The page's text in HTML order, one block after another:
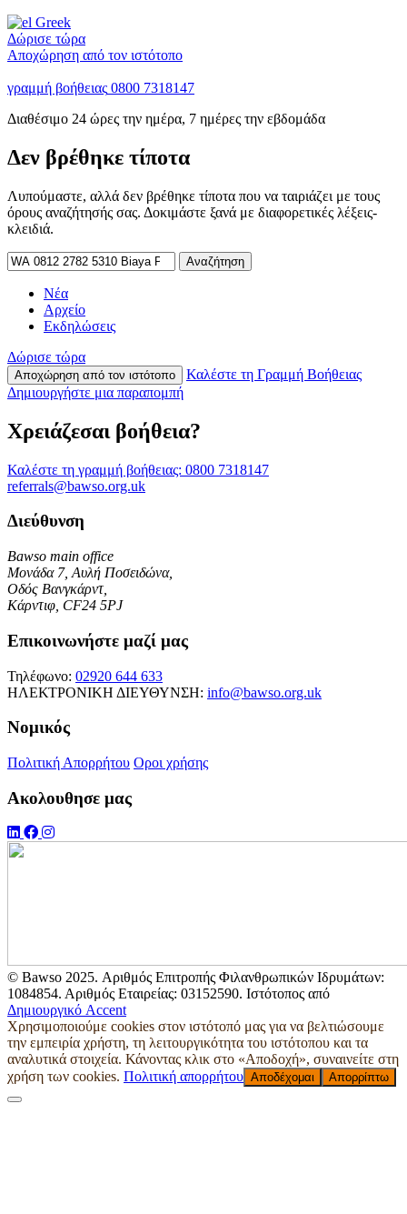
Greek
Δώρισε τώρα
Αποχώρηση από τον ιστότοπο
γραμμή βοήθειας 0800 7318147
Διαθέσιμο 24 ώρες την ημέρα, 7 ημέρες την εβδομάδα
Δεν βρέθηκε τίποτα
Λυπούμαστε, αλλά δεν βρέθηκε τίποτα που να ταιριάζει με τους
όρους αναζήτησής σας. Δοκιμάστε ξανά με διαφορετικές λέξεις-
κλειδιά.
Αναζήτηση
για:
Νέα
Αρχείο
Εκδηλώσεις
Δώρισε τώρα
Αποχώρηση από τον ιστότοπο
Καλέστε τη Γραμμή Βοήθειας
Δημιουργήστε μια παραπομπή
Χρειάζεσαι βοήθεια?
Καλέστε τη γραμμή βοήθειας: 0800 7318147
referrals@bawso.org.uk
Διεύθυνση
Bawso main office
Μονάδα 7, Αυλή Ποσειδώνα,
Οδός Βανγκάρντ,
Κάρντιφ, CF24 5PJ
Επικοινωνήστε μαζί μας
Τηλέφωνο: 02920 644 633
ΗΛΕΚΤΡΟΝΙΚΗ ΔΙΕΥΘΥΝΣΗ: info@bawso.org.uk
Νομικός
Πολιτική Απορρήτου Οροι χρήσης
Ακολουθησε μας
© Bawso 2025. Αριθμός Επιτροπής Φιλανθρωπικών Ιδρυμάτων:
1084854. Αριθμός Εταιρείας: 03152590. Ιστότοπος από
Δημιουργικό Accent
Χρησιμοποιούμε cookies στον ιστότοπό μας για να βελτιώσουμε
την εμπειρία χρήστη, τη λειτουργικότητα του ιστότοπου και τα
αναλυτικά στοιχεία. Κάνοντας κλικ στο «Αποδοχή», συναινείτε στη
χρήση των cookies. Πολιτική απορρήτου Αποδέχομαι Απορρίπτω